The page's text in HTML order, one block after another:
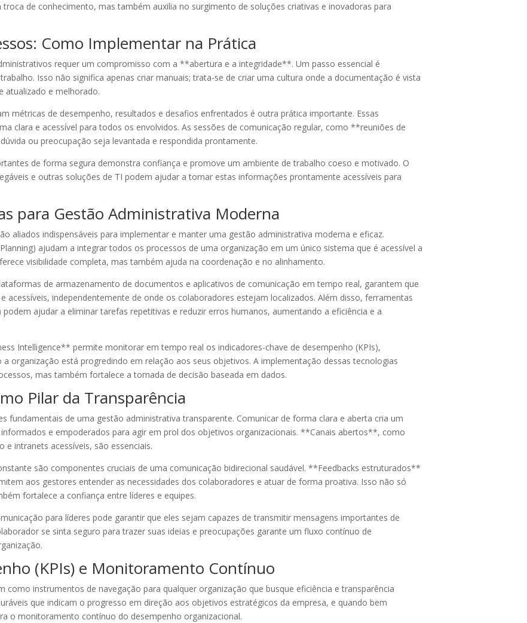
de conhecimento, mas também auxilia no surgimento de soluções criativas e inovadoras para
Como Implementar na Prática
requer um compromisso com a **abertura e a integridade**. Um passo essencial é
Isso não significa apenas criar manuais; trata-se de criar uma cultura onde a documentação é vista
atualizado e melhorado.
métricas de desempenho, resultados e desafios enfrentados é outra prática importante. Essas
clara e acessível para todos os envolvidos. As sessões de comunicação regular, como **reuniões de
ou preocupação seja levantada e respondida prontamente.
de forma segura demonstra confiança e promove um ambiente de trabalho coeso e motivado. O
e outras soluções de TI podem ajudar a tornar estas informações prontamente acessíveis para
para Gestão Administrativa Moderna
aliados indispensáveis para implementar e manter uma gestão administrativa moderna e eficaz.
ajudam a integrar todos os processos de uma organização em um único sistema que é acessível a
visibilidade completa, mas também ajuda na coordenação e no alinhamento.
de armazenamento de documentos e aplicativos de comunicação em tempo real, garantem que
acessíveis, independentemente de onde os colaboradores estejam localizados. Além disso, ferramentas
ajudar a eliminar tarefas repetitivas e reduzir erros humanos, aumentando a eficiência e a
Intelligence** permite monitorar em tempo real os indicadores-chave de desempenho (KPIs),
organização está progredindo em relação aos seus objetivos. A implementação dessas tecnologias
mas também fortalece a tomada de decisão baseada em dados.
Pilar da Transparência
fundamentais de uma gestão administrativa transparente. Comunicar de forma clara e aberta cria um
e empoderados para agir em prol dos objetivos organizacionais. **Canais abertos**, como
intranets acessíveis, são essenciais.
são componentes cruciais de uma comunicação bidirecional saudável. **Feedbacks estruturados**
aos gestores entender as necessidades dos colaboradores e atuar de forma proativa. Isso não só
fortalece a confiança entre líderes e equipes.
para líderes pode garantir que eles sejam capazes de transmitir mensagens importantes de
se sinta seguro para trazer suas ideias e preocupações garante um fluxo contínuo de
(KPIs) e Monitoramento Contínuo
como instrumentos de navegação para qualquer organização que busque eficiência e transparência
que indicam o progresso em direção aos objetivos estratégicos da empresa, e quando bem
o monitoramento contínuo do desempenho organizacional.